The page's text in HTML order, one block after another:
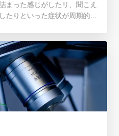
まった感じがしたリ、聞こえ
たりといった症状が周期的に